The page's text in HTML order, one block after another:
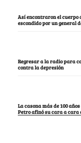
Así encontraron el cuerpo
escondido por un general
Regresar a la radio para
contra la depresión
La casona más de 100
Petro afinó su cara a cara